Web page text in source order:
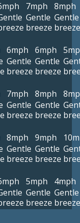
7mph
Gentle
breeze
8mph
Gentle
breeze
6mph
Gentle
breeze
6mph
Gentle
breeze
7mph
Gentle
breeze
8mph
Gentle
breeze
8mph
Gentle
breeze
9mph
Gentle
breeze
5mph
Gentle
breeze
4mph
Gentle
breeze